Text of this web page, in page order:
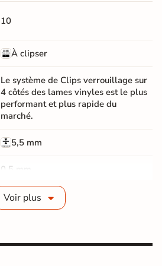
10
À clipser
Le système de Clips verrouillage sur
4 côtés des lames vinyles est le plus
performant et plus rapide du
marché.
5,5 mm
0,5 mm
Micro-Chanfreins
classe 23 résidentiel / 33
Voir plus